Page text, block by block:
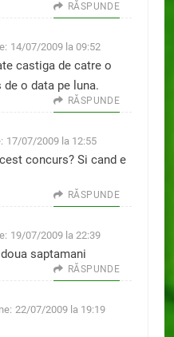
RĂSPUNDE
14/07/2009 la 09:52
castiga de catre o
o data pe luna.
RĂSPUNDE
17/07/2009 la 12:55
concurs? Si cand e
RĂSPUNDE
19/07/2009 la 22:39
saptamani
RĂSPUNDE
22/07/2009 la 19:19